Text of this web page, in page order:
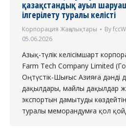
қазақстандық ауыл
ілгерілету туралы келісті
Корпорация Жаңалықтары By
05.06.2026
Азық-түлік келісімшарт
Farm Tech Company Limited
Оңтүстік-Шығыс Азияға дәнді
дақылдары, майлы дақылдар
экспортын дамытуды
туралы меморандумға қол